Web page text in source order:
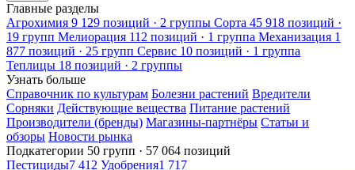
Главные разделы
Агрохимия 9 129 позиций · 2 группы Сорта 45 918 позиций ·
19 групп Мелиорация 112 позиций · 1 группа Механизация 1
877 позиций · 25 групп Сервис 10 позиций · 1 группа
Теплицы 18 позиций · 2 группы
Узнать больше
Справочник по культурам Болезни растений Вредители
Сорняки Действующие вещества Питание растений
Производители (бренды) Магазины-партнёры Статьи и
обзоры Новости рынка
Подкатегории 50 групп · 57 064 позиций
Пестициды7 412 Удобрения1 717